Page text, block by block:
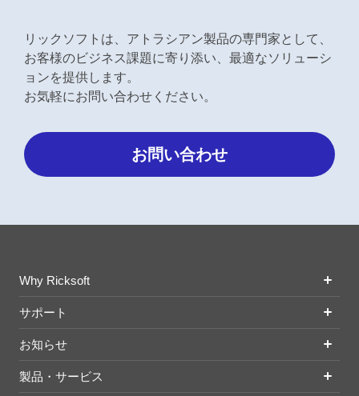
リックソフトは、アトラシアン製品の専⾨家として、
お客様のビジネス課題に寄り添い、最適なソリューシ
ョンを提供します。
お気軽にお問い合わせください。
お問い合わせ
Why Ricksoft
サポート
お知らせ
製品・サービス